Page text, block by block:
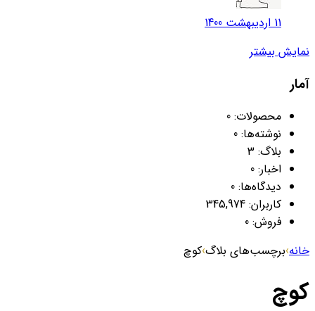
11 اردیبهشت 1400
نمایش بیشتر
آمار
محصولات: 0
نوشته‌ها: 0
بلاگ: 3
اخبار: 0
دیدگاه‌ها: 0
کاربران: 345,974
فروش: 0
خانه›برچسب‌های بلاگ›کوچ
کوچ